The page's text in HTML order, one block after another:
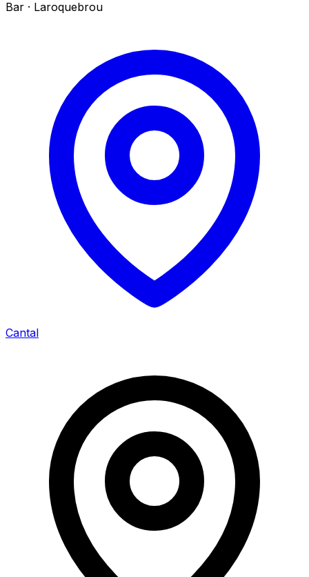
Bar · Laroquebrou
Cantal